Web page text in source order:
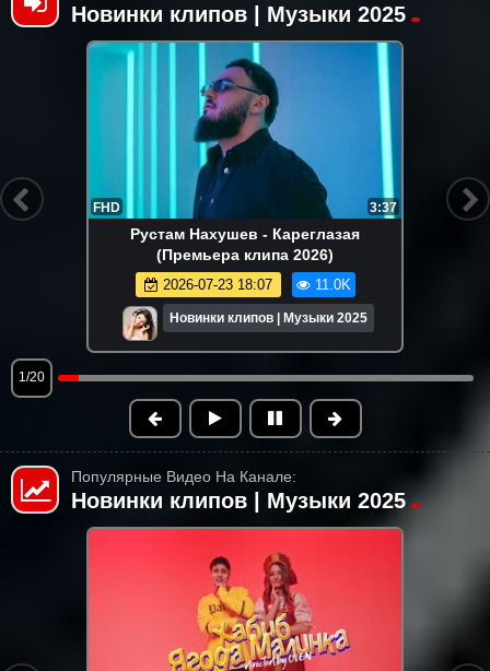
Новинки клипов | Музыки 2025
FHD 3:37
Рустам Нахушев - Кареглазая
(Премьера клипа 2026)
2026-07-23 18:07 11.0K
Новинки клипов | Музыки 2025
1/20
Популярные Видео На Канале:
Новинки клипов | Музыки 2025